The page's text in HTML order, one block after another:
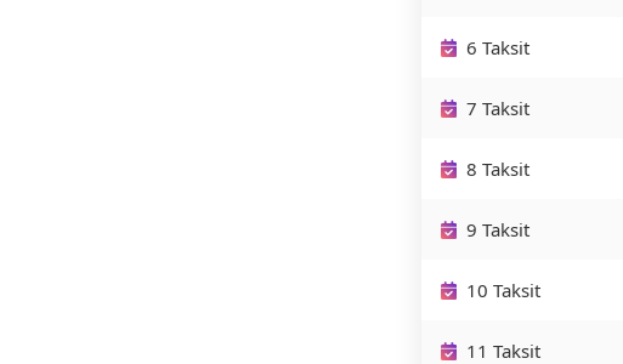
6 Taksit
7 Taksit
8 Taksit
9 Taksit
10 Taksit
11 Taksit